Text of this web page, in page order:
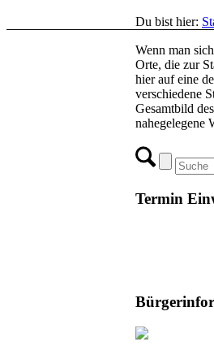
Du bist hier:
Wenn man
Orte, die zur
hier auf eine
verschiedene
Gesamtbild
nahegelegene
Termin